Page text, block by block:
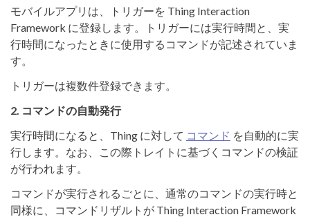
モバイルアプリは、トリガーを Thing Interaction
Framework に登録します。トリガーには実行時間と、実
行時間になったときに使用するコマンドが記述されていま
す。
トリガーは複数件登録できます。
2. コマンドの自動発行
実行時間になると、Thing に対して コマンド を自動的に実
行します。なお、この際トレイトに基づくコマンドの検証
が行われます。
コマンドが実行されるごとに、通常のコマンドの実行時と
同様に、コマンドリザルトが Thing Interaction Framework